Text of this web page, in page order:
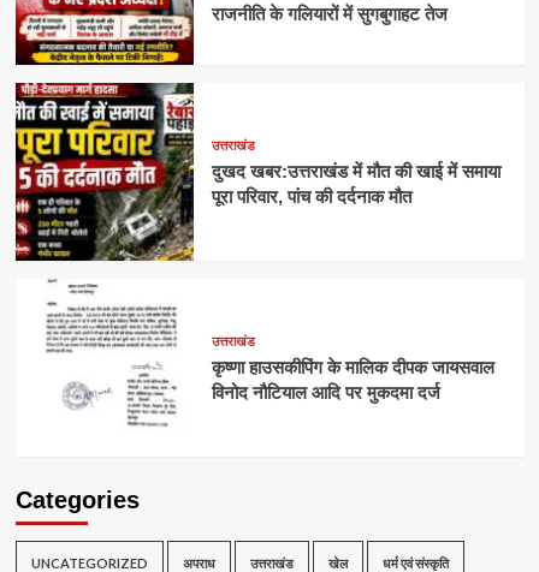
राजनीति के गलियारों में सुगबुगाहट तेज
उत्तराखंड
दुखद खबर:उत्तराखंड में मौत की खाई में समाया
पूरा परिवार, पांच की दर्दनाक मौत
उत्तराखंड
कृष्णा हाउसकीपिंग के मालिक दीपक जायसवाल
विनोद नौटियाल आदि पर मुकदमा दर्ज
Categories
UNCATEGORIZED अपराध उत्तराखंड खेल धर्म एवं संस्कृति